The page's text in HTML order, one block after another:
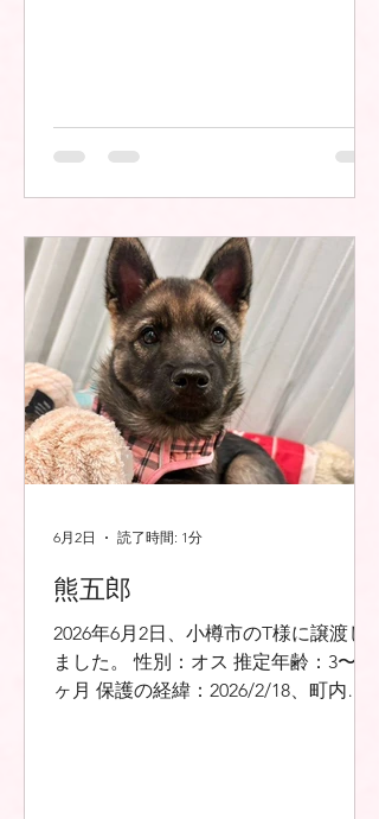
熊五郎
2026年6月2日、小樽市のT様に譲渡し
ました。 性別：オス 推定年齢：3〜3.5
ヶ月 保護の経緯：2026/2/18、町内廃
6月2日 読了時間: 1分